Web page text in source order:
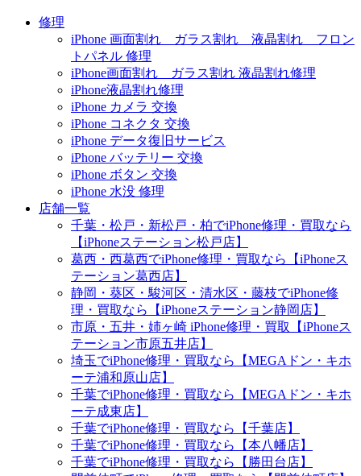
修理
iPhone 画面割れ ガラス割れ 液晶割れ フロン
トパネル 修理
iPhone画面割れ ガラス割れ 液晶割れ修理
iPhone液晶割れ修理
iPhone カメラ 交換
iPhone コネクタ 交換
iPhone データ復旧サービス
iPhone バッテリー 交換
iPhone ボタン 交換
iPhone 水没 修理
店舗一覧
千葉・松戸・新松戸・柏でiPhone修理・買取なら
【iPhoneステーション松戸店】
葛西・西葛西でiPhone修理・買取なら【iPhoneス
テーション葛西店】
静岡・葵区・駿河区・清水区・藤枝でiPhone修
理・買取なら【iPhoneステーション静岡店】
市原・五井・姉ヶ崎 iPhone修理・買取【iPhoneス
テーション市原五井店】
埼玉でiPhone修理・買取なら【MEGAドン・キホ
ーテ浦和原山店】
千葉でiPhone修理・買取なら【MEGAドン・キホ
ーテ成東店】
千葉でiPhone修理・買取なら【千葉店】
千葉でiPhone修理・買取なら【本八幡店】
千葉でiPhone修理・買取なら【勝田台店】